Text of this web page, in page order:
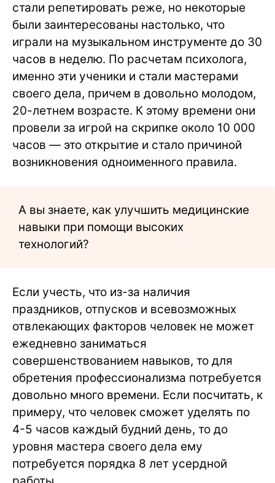
стали репетировать реже, но некоторые
были заинтересованы настолько, что
играли на музыкальном инструменте до 30
часов в неделю. По расчетам психолога,
именно эти ученики и стали мастерами
своего дела, причем в довольно молодом,
20-летнем возрасте. К этому времени они
провели за игрой на скрипке около 10 000
часов — это открытие и стало причиной
возникновения одноименного правила.
А вы знаете, как улучшить медицинские
навыки при помощи высоких
технологий?
Если учесть, что из-за наличия
праздников, отпусков и всевозможных
отвлекающих факторов человек не может
ежедневно заниматься
совершенствованием навыков, то для
обретения профессионализма потребуется
довольно много времени. Если посчитать, к
примеру, что человек сможет уделять по
4-5 часов каждый будний день, то до
уровня мастера своего дела ему
потребуется порядка 8 лет усердной